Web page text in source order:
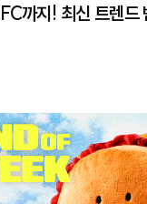
까지! 최신 트렌드